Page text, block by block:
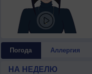
Погода Аллергия
НА НЕДЕЛЮ